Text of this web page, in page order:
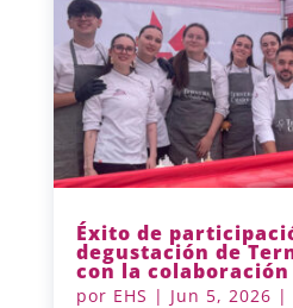
Éxito de
degustación de
con la colaboración
por EHS | Jun 5, 2026 |